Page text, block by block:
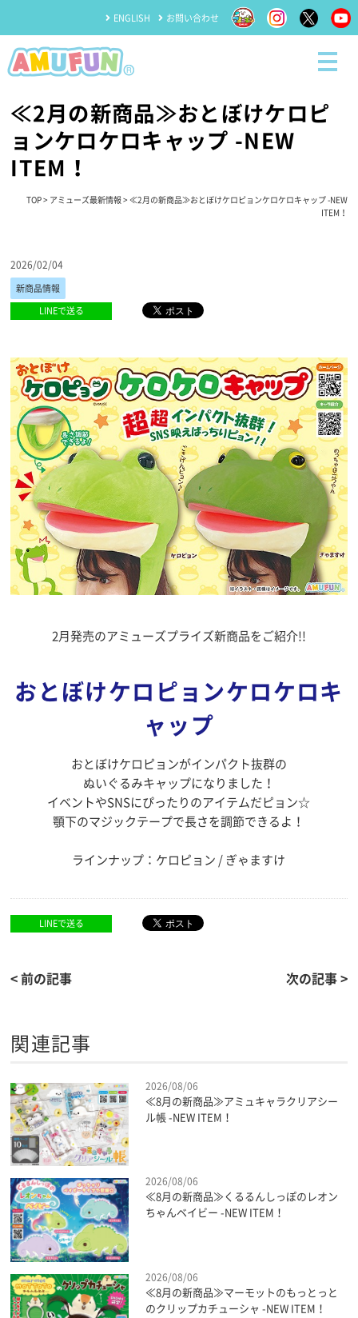
ENGLISH お問い合わせ
≪2月の新商品≫おとぼけケロピ
ョンケロケロキャップ -NEW
ITEM！
TOP> アミューズ最新情報> ≪2月の新商品≫おとぼけケロピョンケロケロキャップ -NEW
ITEM！
2026/02/04
新商品情報
LINEで送る
2月発売のアミューズプライズ新商品をご紹介!!
おとぼけケロピョンケロケロキ
ャップ
おとぼけケロピョンがインパクト抜群の
ぬいぐるみキャップになりました！
イベントやSNSにぴったりのアイテムだピョン☆
顎下のマジックテープで長さを調節できるよ！
ラインナップ：ケロピョン / ぎゃますけ
LINEで送る
< 前の記事 次の記事 >
関連記事
2026/08/06
≪8月の新商品≫アミュキャラクリアシー
ル帳 -NEW ITEM！
2026/08/06
≪8月の新商品≫くるるんしっぽのレオン
ちゃんベイビー -NEW ITEM！
2026/08/06
≪8月の新商品≫マーモットのもっとっと
のクリップカチューシャ -NEW ITEM！